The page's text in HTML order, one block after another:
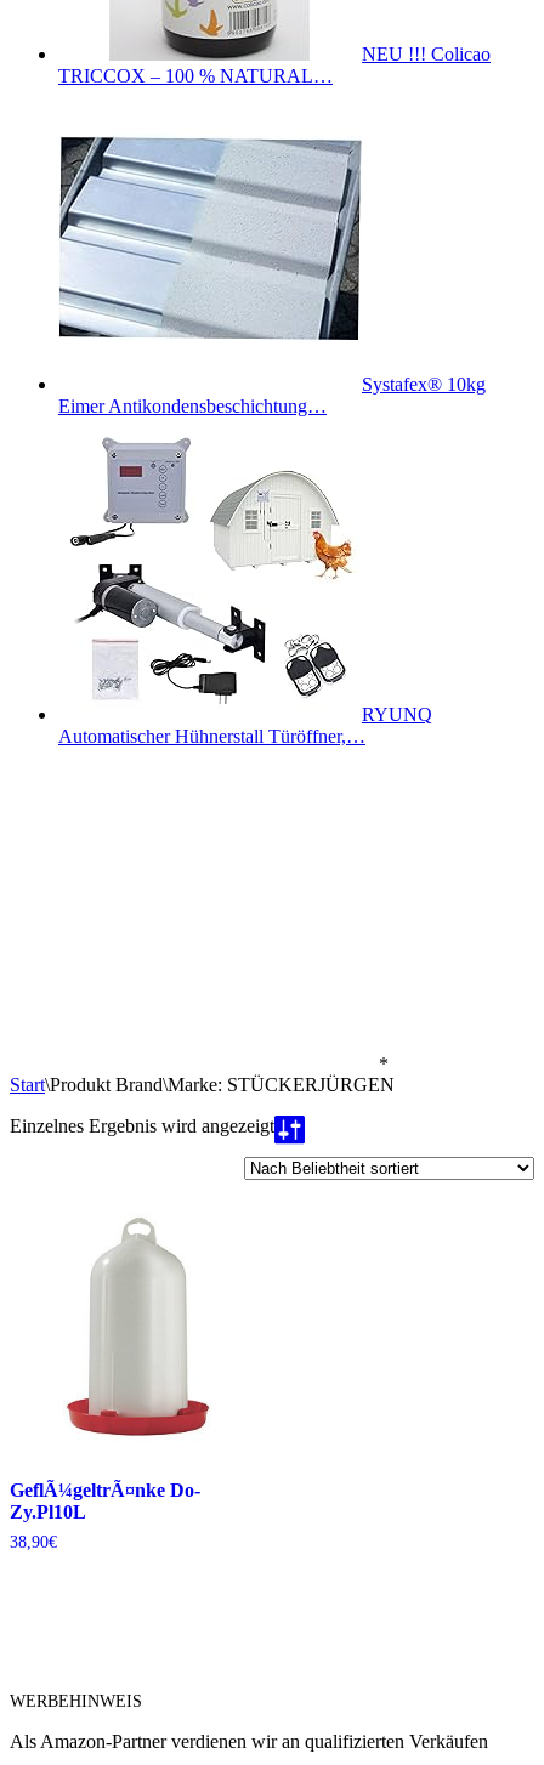
NEU !!! Colicao
TRICCOX – 100 % NATURAL…
Systafex® 10kg
Eimer Antikondensbeschichtung…
RYUNQ
Automatischer Hühnerstall Türöffner,…
*
Start\Produkt Brand\Marke: STÜCKERJÜRGEN
Einzelnes Ergebnis wird angezeigt
GeflÃ¼geltrÃ¤nke Do-
Zy.Pl10L
38,90€
WERBEHINWEIS
Als Amazon-Partner verdienen wir an qualifizierten Verkäufen